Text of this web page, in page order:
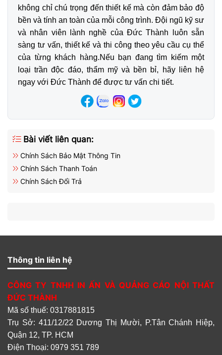
không chỉ chú trọng đến thiết kế mà còn đảm bảo độ
bền và tính an toàn của mỗi công trình. Đội ngũ kỹ sư
và nhân viên lành nghề của Đức Thành luôn sẵn
sàng tư vấn, thiết kế và thi công theo yêu cầu cụ thể
của từng khách hàng.Nếu bạn đang tìm kiếm một
loại trần độc đáo, thẩm mỹ và bền bỉ, hãy liên hệ
ngay với Đức Thành để được tư vấn chi tiết.
Bài viết liên quan:
Chính Sách Bảo Mật Thông Tin
Chính Sách Thanh Toán
Chính Sách Đổi Trả
Thông tin liên hệ
CÔNG TY TNHH IN ẤN VÀ QUẢNG CÁO NỘI THẤT
ĐỨC THÀNH
Mã số thuế: 0317881815
Trụ Sở: 411/12/22 Dương Thị Mười, P.Tân Chánh Hiệp,
Quận 12, TP. HCM
Điện Thoại: 0979 351 789